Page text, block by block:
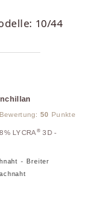
10/44
Bewertung:50 Punkte
LYCRA ® 3D -
- Breiter